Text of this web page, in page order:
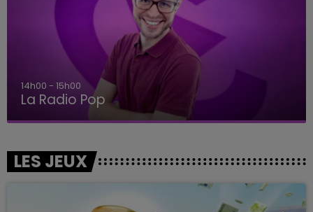
14h00 - 15h00
La Radio Pop
LES JEUX